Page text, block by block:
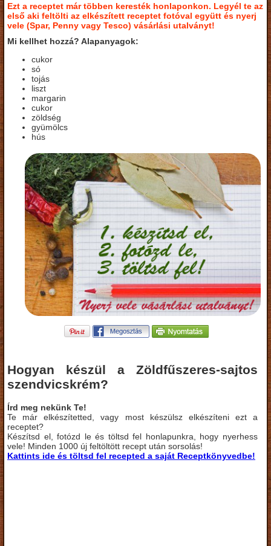
Ezt a receptet már többen keresték honlaponkon. Legyél te az
első aki feltölti az elkészített receptet fotóval együtt és nyerj
vele (Spar, Penny vagy Tesco) vásárlási utalványt!
Mi kellhet hozzá? Alapanyagok:
cukor
só
tojás
liszt
margarin
cukor
zöldség
gyümölcs
hús
Hogyan készül a Zöldfűszeres-sajtos
szendvicskrém?
Írd meg nekünk Te!
Te már elkészítetted, vagy most készülsz elkészíteni ezt a
receptet?
Készítsd el, fotózd le és töltsd fel honlapunkra, hogy nyerhess
vele! Minden 1000 új feltöltött recept után sorsolás!
Kattints ide és töltsd fel recepted a saját Receptkönyvedbe!